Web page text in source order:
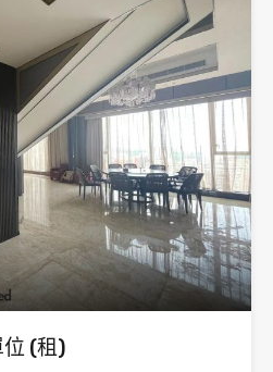
(租)